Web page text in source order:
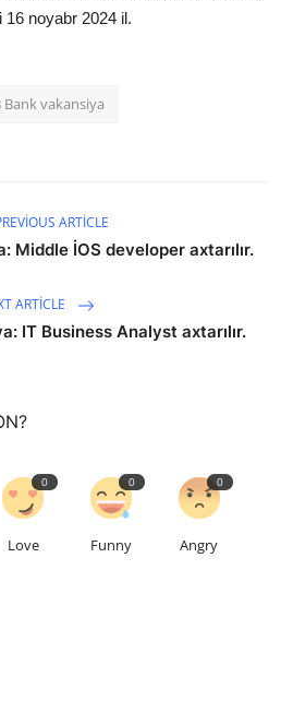
noyabr 2024 il.
Bank vakansiya
ARTICLE
Middle İOS developer axtarılır.
ARTICLE
IT Business Analyst axtarılır.
0
Love
0
Funny
0
Angry